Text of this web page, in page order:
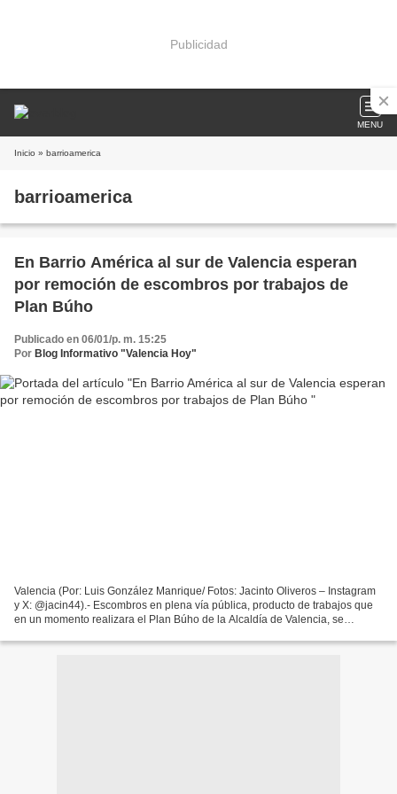
Publicidad
MENU
Inicio » barrioamerica
barrioamerica
En Barrio América al sur de Valencia esperan
por remoción de escombros por trabajos de
Plan Búho
Publicado en 06/01/p. m. 15:25
Por Blog Informativo "Valencia Hoy"
Valencia (Por: Luis González Manrique/ Fotos: Jacinto Oliveros – Instagram
y X: @jacin44).- Escombros en plena vía pública, producto de trabajos que
en un momento realizara el Plan Búho de la Alcaldía de Valencia, se